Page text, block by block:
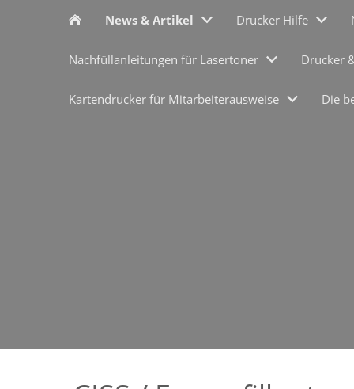
News & Artikel Drucker Hilfe
Nachfüllanleitungen für Lasertoner Drucker
Kartendrucker für Mitarbeiterausweise Die